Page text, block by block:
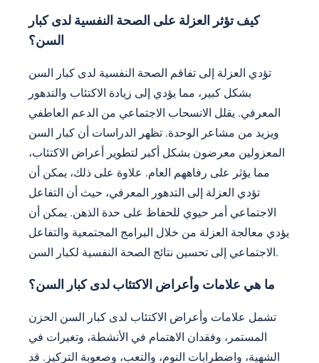
كيف تؤثر العزلة على الصحة النفسية لدى كبار
السن؟
تؤدي العزلة إلى تفاقم الصحة النفسية لدى كبار السن
بشكل كبير، مما يؤدي إلى زيادة الاكتئاب والتدهور
المعرفي. يقلل الانسحاب الاجتماعي من الدعم العاطفي
ويزيد من مشاعر الوحدة. تظهر الدراسات أن كبار السن
المعزولين معرضون بشكل أكبر لتطوير أعراض الاكتئاب،
مما يؤثر على رفاههم العام. علاوة على ذلك، يمكن أن
تؤدي العزلة إلى التدهور المعرفي، حيث أن التفاعل
الاجتماعي أمر حيوي للحفاظ على حدة الذهن. يمكن أن
يؤدي معالجة العزلة من خلال البرامج المجتمعية والتفاعل
الاجتماعي إلى تحسين نتائج الصحة النفسية لكبار السن.
ما هي علامات وأعراض الاكتئاب لدى كبار السن؟
تشمل علامات وأعراض الاكتئاب لدى كبار السن الحزن
المستمر، وفقدان الاهتمام في الأنشطة، وتغيرات في
الشهية، واضطرابات النوم، والتعب، وصعوبة التركيز. قد